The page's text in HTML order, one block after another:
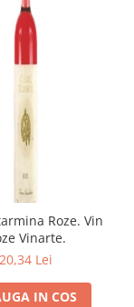
Roze. Vin
Vinarte.
20,34 Lei
IN COS